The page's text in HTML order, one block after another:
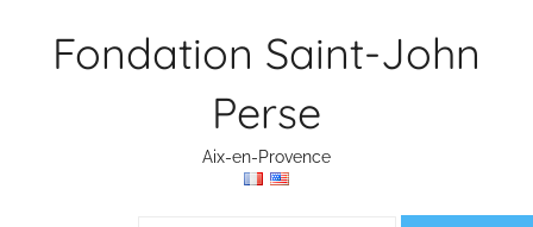
Fondation Saint-John
Perse
Aix-en-Provence